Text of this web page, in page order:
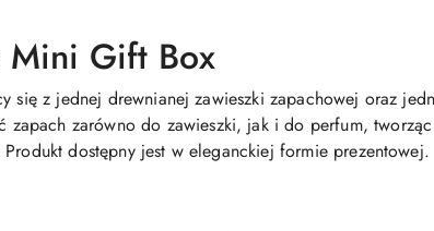
Mini Gift Box
się z jednej drewnianej zawieszki zapachowej oraz
zarówno do zawieszki, jak i do perfum,
dostępny jest w eleganckiej formie prezentowej.